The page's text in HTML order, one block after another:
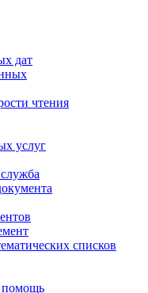
дат
чтения
услуг
списков
помощь